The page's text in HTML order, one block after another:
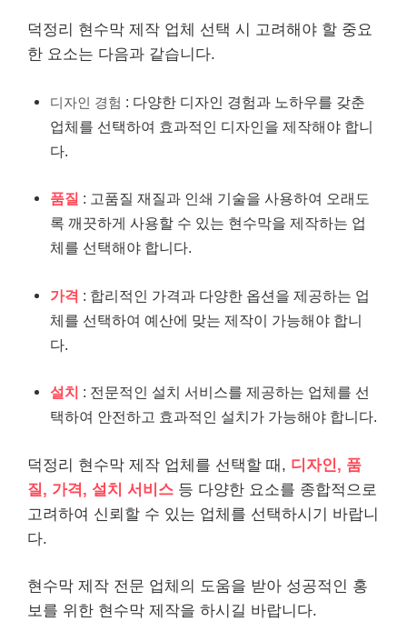
덕정리 현수막 제작 업체 선택 시 고려해야 할 중요
한 요소는 다음과 같습니다.
디자인 경험 : 다양한 디자인 경험과 노하우를 갖춘
업체를 선택하여 효과적인 디자인을 제작해야 합니
다.
품질 : 고품질 재질과 인쇄 기술을 사용하여 오래도
록 깨끗하게 사용할 수 있는 현수막을 제작하는 업
체를 선택해야 합니다.
가격 : 합리적인 가격과 다양한 옵션을 제공하는 업
체를 선택하여 예산에 맞는 제작이 가능해야 합니
다.
설치 : 전문적인 설치 서비스를 제공하는 업체를 선
택하여 안전하고 효과적인 설치가 가능해야 합니다.
덕정리 현수막 제작 업체를 선택할 때, 디자인, 품
질, 가격, 설치 서비스 등 다양한 요소를 종합적으로
고려하여 신뢰할 수 있는 업체를 선택하시기 바랍니
다.
현수막 제작 전문 업체의 도움을 받아 성공적인 홍
보를 위한 현수막 제작을 하시길 바랍니다.